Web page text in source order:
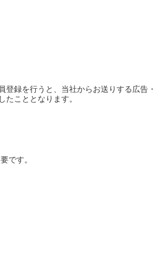
登録を行うと、当社からお送りする広告・
たこととなります。
です。